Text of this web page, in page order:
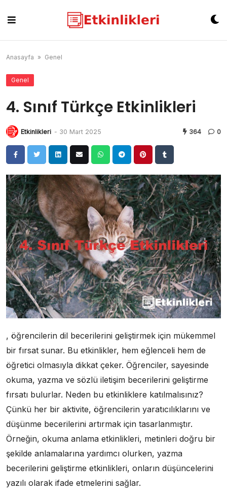
content
Anasayfa » Genel
Genel
4. Sınıf Türkçe Etkinlikleri
Etkinlikleri - 30 Mart 2025 364 0
, öğrencilerin dil becerilerini geliştirmek için mükemmel
bir fırsat sunar. Bu etkinlikler, hem eğlenceli hem de
öğretici olmasıyla dikkat çeker. Öğrenciler, sayesinde
okuma, yazma ve sözlü iletişim becerilerini geliştirme
fırsatı bulurlar. Neden bu etkinliklere katılmalısınız?
Çünkü her bir aktivite, öğrencilerin yaratıcılıklarını ve
düşünme becerilerini artırmak için tasarlanmıştır.
Örneğin, okuma anlama etkinlikleri, metinleri doğru bir
şekilde anlamalarına yardımcı olurken, yazma
becerilerini geliştirme etkinlikleri, onların düşüncelerini
yazılı olarak ifade etmelerini sağlar.